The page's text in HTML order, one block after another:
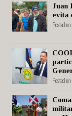
Juan
evita
Posted
Posted